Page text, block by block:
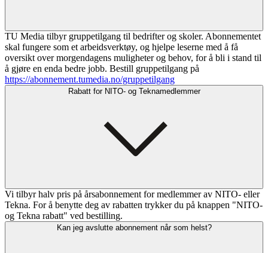
TU Media tilbyr gruppetilgang til bedrifter og skoler. Abonnementet
skal fungere som et arbeidsverktøy, og hjelpe leserne med å få
oversikt over morgendagens muligheter og behov, for å bli i stand til
å gjøre en enda bedre jobb. Bestill gruppetilgang på
https://abonnement.tumedia.no/gruppetilgang
Rabatt for NITO- og Teknamedlemmer
Vi tilbyr halv pris på årsabonnement for medlemmer av NITO- eller
Tekna. For å benytte deg av rabatten trykker du på knappen "NITO-
og Tekna rabatt" ved bestilling.
Kan jeg avslutte abonnement når som helst?